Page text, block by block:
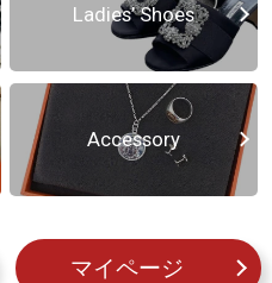
Ladies’ Shoes
Accessory
マイページ